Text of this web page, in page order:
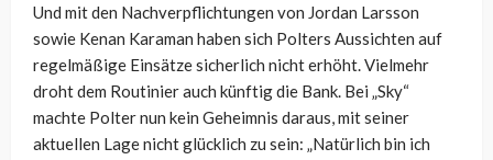
Und mit den Nachverpflichtungen von Jordan Larsson
sowie Kenan Karaman haben sich Polters Aussichten auf
regelmäßige Einsätze sicherlich nicht erhöht. Vielmehr
droht dem Routinier auch künftig die Bank. Bei „Sky“
machte Polter nun kein Geheimnis daraus, mit seiner
aktuellen Lage nicht glücklich zu sein: „Natürlich bin ich